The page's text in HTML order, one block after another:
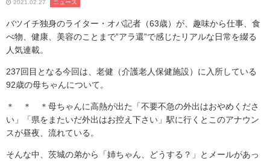
2021.02.27 ニュース
バツイチ独身のライター・オバ記者（63歳）が、趣味から仕事、食
べ物、健康、美容のことまで”アラ還”で感じたリアルな日常を綴る
人気連載。
237回目となる今回は、老健（介護老人保健施設）に入所している
92歳の母ちゃんについて。
＊ ＊ ＊母ちゃんに高熱が出た「不要不急の外出はおやめくださ
い」「県をまたいだ外出はお控え下さい」駅に行くとこのアナウン
スが昼夜、流れている。
そんな中、茨城の弟から「姉ちゃん、どうする？」とメールがあっ